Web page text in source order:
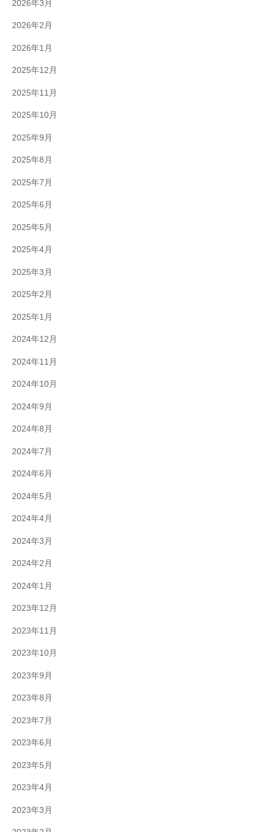
2026年3月
2026年2月
2026年1月
2025年12月
2025年11月
2025年10月
2025年9月
2025年8月
2025年7月
2025年6月
2025年5月
2025年4月
2025年3月
2025年2月
2025年1月
2024年12月
2024年11月
2024年10月
2024年9月
2024年8月
2024年7月
2024年6月
2024年5月
2024年4月
2024年3月
2024年2月
2024年1月
2023年12月
2023年11月
2023年10月
2023年9月
2023年8月
2023年7月
2023年6月
2023年5月
2023年4月
2023年3月